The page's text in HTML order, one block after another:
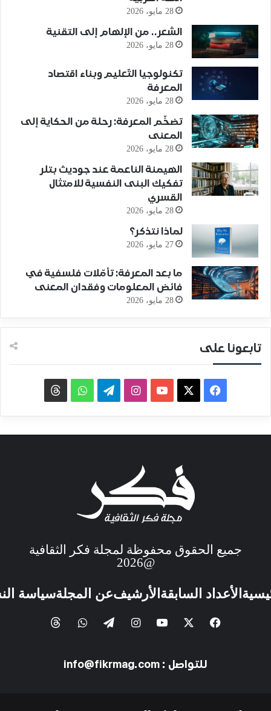
28 مايو، 2026
الشعر.. من الإلهام إلى التقنية
28 مايو، 2026
تكنولوجيا التّعليم وبناء اقتصاد
المعرفة
28 مايو، 2026
تضخّم المعرفة: رحلة من الحكاية إلى
المعنى
28 مايو، 2026
الهيمنة الناعمة عند جوديث بتلر
تفكيك البنى النفسية للامتثال
القسري
28 مايو، 2026
لماذا نتذكر؟
27 مايو، 2026
ما بعد المعرفة: تأمّلات فلسفية في
فائض المعلومات وفقدان المعنى
28 مايو، 2026
تابعونا على
جميع الحقوق محفوظة لمجلة فكر الثقافية
@2026
الأعداد السابقة الأرشيفعن المجلةسياسة
للتواصل : info@fikrmag.com